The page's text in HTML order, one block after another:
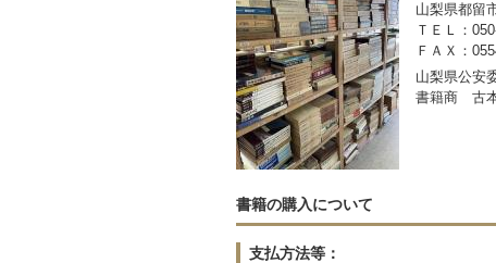
山梨県都留
ＴＥＬ：
ＦＡＸ：
山梨県公安
書籍商 古
書籍の購入について
支払方法等：